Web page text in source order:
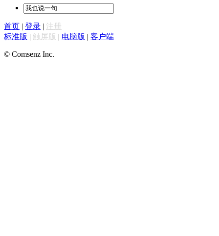
首页 | 登录 | 注册
标准版 | 触屏版 | 电脑版 | 客户端
© Comsenz Inc.